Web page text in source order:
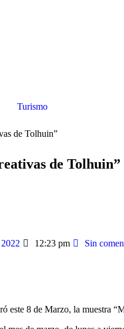
Turismo
de Tolhuin”
de Tolhuin”
12:23 pm Sin
8 de Marzo, la muestra